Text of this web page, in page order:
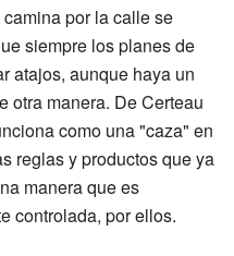
por la calle se
siempre los planes de
atajos, aunque haya un
otra manera. De Certeau
como una "caza" en
reglas y productos que ya
manera que es
controlada, por ellos.